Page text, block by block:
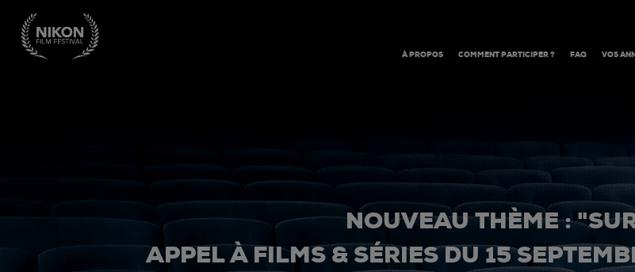
À PROPOS COMMENT PARTICIPER ? FAQ VOS
NOUVEAU THÈME :
APPEL À FILMS & SÉRIES DU 15